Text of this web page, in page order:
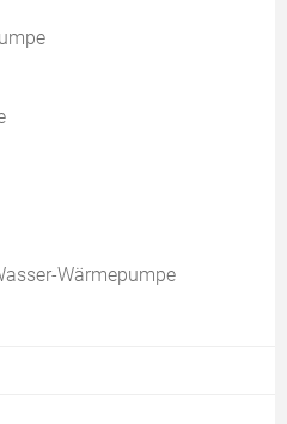
Wärmepumpe